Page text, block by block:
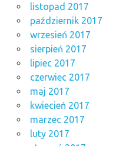
listopad 2017
październik 2017
wrzesień 2017
sierpień 2017
lipiec 2017
czerwiec 2017
maj 2017
kwiecień 2017
marzec 2017
luty 2017